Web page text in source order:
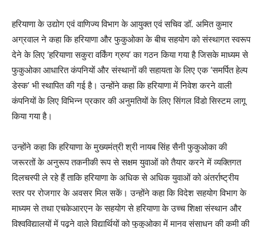
हरियाणा के उद्योग एवं वाणिज्य विभाग के आयुक्त एवं सचिव डॉ. अमित कुमार
अग्रवाल ने कहा कि हरियाणा और फुकुओका के बीच सहयोग को संस्थागत स्वरूप
देने के लिए ‘हरियाणा सकुरा वर्किंग ग्रुप’ का गठन किया गया है जिसके माध्यम से
फुकुओका आधारित कंपनियों और संस्थानों की सहायता के लिए एक ‘समर्पित हेल्प
डेस्क’ भी स्थापित की गई है। उन्होंने कहा कि हरियाणा में निवेश करने वाली
कंपनियों के लिए विभिन्न प्रकार की अनुमतियों के लिए सिंगल विंडो सिस्टम लागू
किया गया है।
उन्होंने कहा कि हरियाणा के मुख्यमंत्री श्री नायब सिंह सैनी फुकुओका की
जरूरतों के अनुरूप तकनीकी रूप से सक्षम युवाओं को तैयार करने में व्यक्तिगत
दिलचस्पी ले रहे हैं ताकि हरियाणा के अधिक से अधिक युवाओं को अंतर्राष्ट्रीय
स्तर पर रोजगार के अवसर मिल सकें। उन्होंने कहा कि विदेश सहयोग विभाग के
माध्यम से तथा एचकेआरएन के सहयोग से हरियाणा के उच्च शिक्षा संस्थान और
विश्वविद्यालयों में पढ़ने वाले विद्यार्थियों को फुकुओका में मानव संसाधन की कमी की